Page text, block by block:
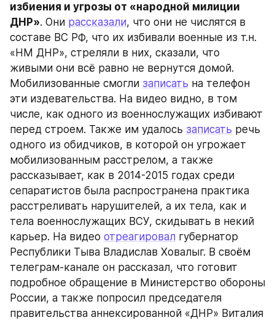
избиения и угрозы от «народной милиции
ДНР». Они рассказали, что они не числятся в
составе ВС РФ, что их избивали военные из т.н.
«НМ ДНР», стреляли в них, сказали, что
живыми они всё равно не вернутся домой.
Мобилизованные смогли записать на телефон
эти издевательства. На видео видно, в том
числе, как одного из военнослужащих избивают
перед строем. Также им удалось записать речь
одного из обидчиков, в которой он угрожает
мобилизованным расстрелом, а также
рассказывает, как в 2014-2015 годах среди
сепаратистов была распространена практика
расстреливать нарушителей, а их тела, как и
тела военнослужащих ВСУ, скидывать в некий
карьер. На видео отреагировал губернатор
Республики Тыва Владислав Ховалыг. В своём
телеграм-канале он рассказал, что готовит
подробное обращение в Министерство обороны
России, а также попросил председателя
правительства аннексированной «ДНР» Виталия